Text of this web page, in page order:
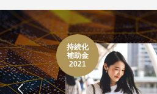
持続化
補助金
2021